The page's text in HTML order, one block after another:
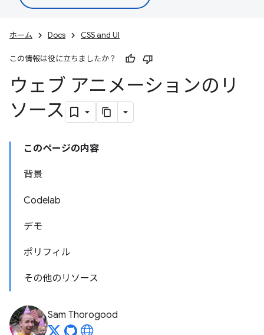
ホーム Docs CSS and UI
この情報は役に立ちましたか？
ウェブ アニメーションのリ
ソース
このページの内容
背景
Codelab
デモ
ポリフィル
その他のリソース
Sam Thorogood